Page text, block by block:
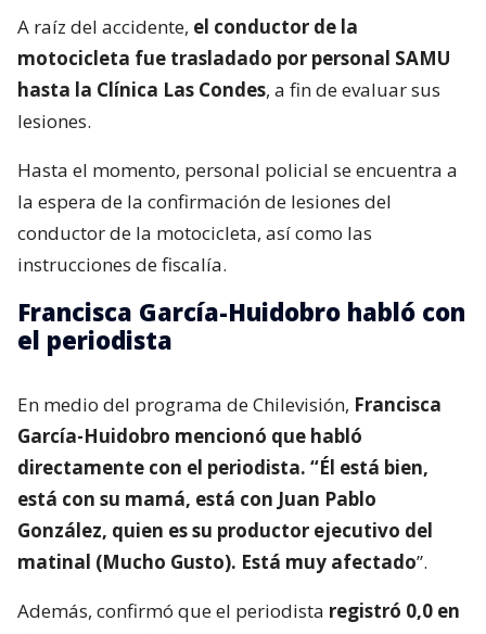
A raíz del accidente, el conductor de la
motocicleta fue trasladado por personal SAMU
hasta la Clínica Las Condes, a fin de evaluar sus
lesiones.
Hasta el momento, personal policial se encuentra a
la espera de la confirmación de lesiones del
conductor de la motocicleta, así como las
instrucciones de fiscalía.
Francisca García-Huidobro habló con
el periodista
En medio del programa de Chilevisión, Francisca
García-Huidobro mencionó que habló
directamente con el periodista. “Él está bien,
está con su mamá, está con Juan Pablo
González, quien es su productor ejecutivo del
matinal (Mucho Gusto). Está muy afectado”.
Además, confirmó que el periodista registró 0,0 en